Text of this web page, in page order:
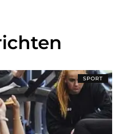
SPORT